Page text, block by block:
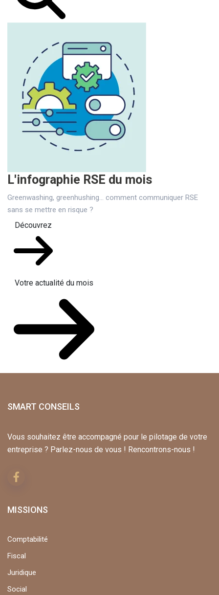
L'infographie RSE du mois
Greenwashing, greenhushing… comment communiquer RSE
sans se mettre en risque ?
Découvrez
Votre actualité du mois
SMART CONSEILS
Vous souhaitez être accompagné pour le pilotage de votre
entreprise ? Parlez-nous de vous ! Rencontrons-nous !
MISSIONS
Comptabilité
Fiscal
Juridique
Social